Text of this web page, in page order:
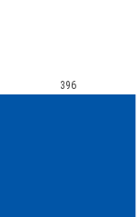
396